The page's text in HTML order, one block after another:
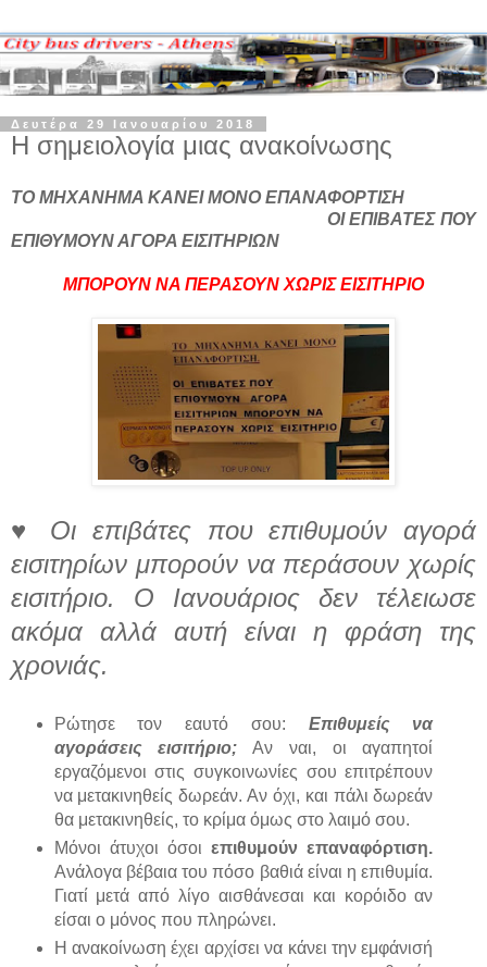
Δευτέρα 29 Ιανουαρίου 2018
Η σημειολογία μιας ανακοίνωσης
ΤΟ ΜΗΧΑΝΗΜΑ ΚΑΝΕΙ ΜΟΝΟ ΕΠΑΝΑΦΟΡΤΙΣΗ
ΟΙ ΕΠΙΒΑΤΕΣ ΠΟΥ
ΕΠΙΘΥΜΟΥΝ ΑΓΟΡΑ ΕΙΣΙΤΗΡΙΩΝ
ΜΠΟΡΟΥΝ ΝΑ ΠΕΡΑΣΟΥΝ ΧΩΡΙΣ ΕΙΣΙΤΗΡΙΟ
♥ Οι επιβάτες που επιθυμούν αγορά
εισιτηρίων μπορούν να περάσουν χωρίς
εισιτήριο. Ο Ιανουάριος δεν τέλειωσε
ακόμα αλλά αυτή είναι η φράση της
χρονιάς.
Ρώτησε τον εαυτό σου: Επιθυμείς να
αγοράσεις εισιτήριο; Αν ναι, οι αγαπητοί
εργαζόμενοι στις συγκοινωνίες σου επιτρέπουν
να μετακινηθείς δωρεάν. Αν όχι, και πάλι δωρεάν
θα μετακινηθείς, το κρίμα όμως στο λαιμό σου.
Μόνοι άτυχοι όσοιεπιθυμούν επαναφόρτιση.
Ανάλογα βέβαια του πόσο βαθιά είναι η επιθυμία.
Γιατί μετά από λίγο αισθάνεσαι και κορόιδο αν
είσαι ο μόνος που πληρώνει.
Η ανακοίνωση έχει αρχίσει να κάνει την εμφάνισή